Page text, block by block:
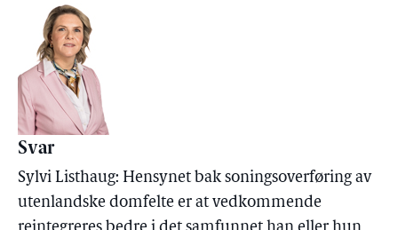
Svar
Sylvi Listhaug: Hensynet bak soningsoverføring av
utenlandske domfelte er at vedkommende